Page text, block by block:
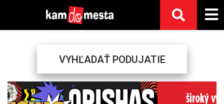
VYHĽADAŤ PODUJATIE